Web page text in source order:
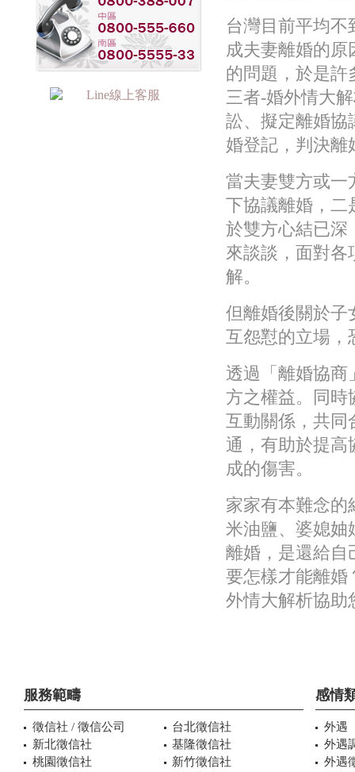
台灣目前平均不
成夫妻離婚的
的問題，於是許
三者-婚外情大
訟、擬定離婚協
婚登記，判決離
當夫妻雙方或一
下協議離婚，二
於雙方心結已深
來談談，面對各
解。
但離婚後關於子
互怨懟的立場，
透過「離婚協商
方之權益。同時
互動關係，共同
通，有助於提高
成的傷害。
家家有本難念的
米油鹽、婆媳妯
離婚，是還給自
要怎樣才能離婚
外情大解析協助
服務範疇
徵信社 / 徵信公司
台北徵信社
新北徵信社
基隆徵信社
桃園徵信社
新竹徵信社
感情
外遇
外遇
外遇